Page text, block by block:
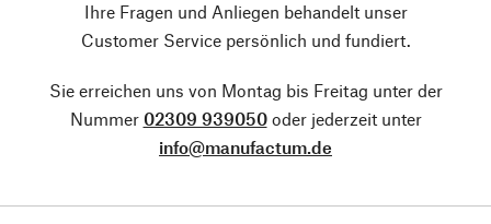
Ihre Fragen und Anliegen behandelt unser
Customer Service persönlich und fundiert.
Sie erreichen uns von Montag bis Freitag unter der
Nummer 02309 939050oder jederzeit unter
info@manufactum.de